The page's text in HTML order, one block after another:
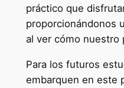
práctico que
proporcionándonos
al ver cómo nuestro
Para los futuros
embarquen en este